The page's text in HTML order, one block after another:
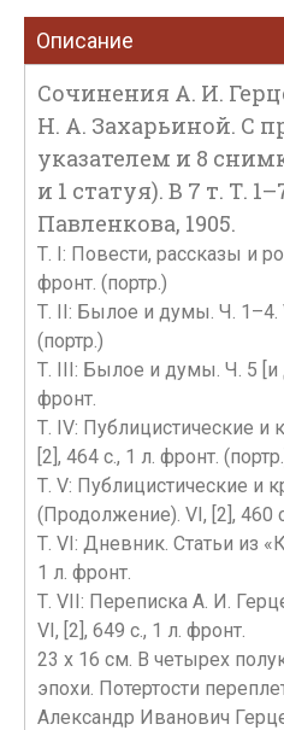
Описание
Сочинения А. И.
Н. А. Захарьиной. С
указателем и 8
и 1 статуя). В 7 т. Т.
Павленкова, 1905.
Т. I: Повести, рассказы и
фронт. (портр.)
Т. II: Былое и думы. Ч. 1–4.
(портр.)
Т. III: Былое и думы. Ч. 5 [и
фронт.
Т. IV: Публицистические и
[2], 464 с., 1 л. фронт.
Т. V: Публицистические и
(Продолжение). VI, [2], 460
Т. VI: Дневник. Статьи из
1 л. фронт.
Т. VII: Переписка А. И.
VI, [2], 649 с., 1 л. фронт.
23 х 16 см. В четырех
эпохи. Потертости
Александр Иванович